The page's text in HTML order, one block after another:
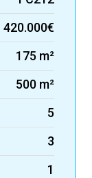
420.000€
175 m²
500 m²
5
3
1